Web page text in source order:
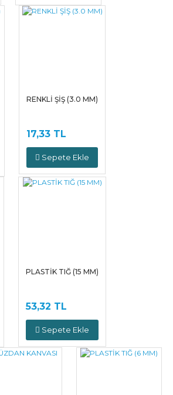
RENKLİ ŞİŞ (3.0 MM)
17,33 TL
Sepete Ekle
PLASTİK TIĞ (15 MM)
53,32 TL
Sepete Ekle